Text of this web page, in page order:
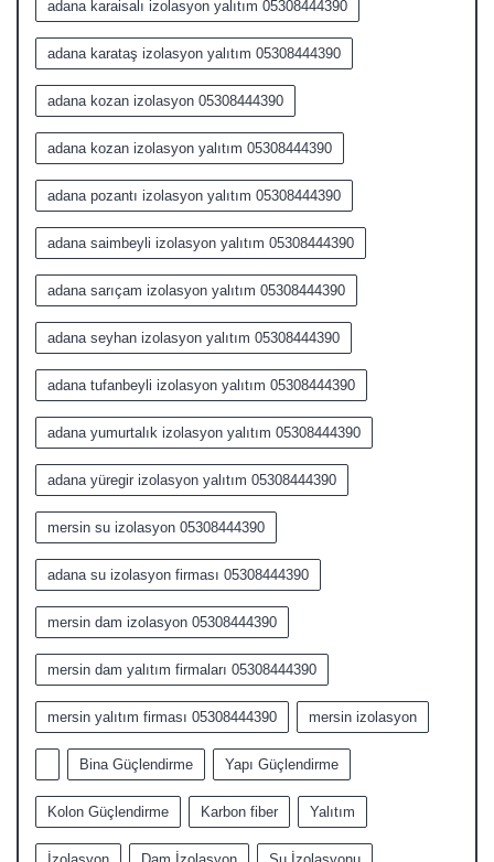
adana karaisalı izolasyon yalıtım 05308444390
adana karataş izolasyon yalıtım 05308444390
adana kozan izolasyon 05308444390
adana kozan izolasyon yalıtım 05308444390
adana pozantı izolasyon yalıtım 05308444390
adana saimbeyli izolasyon yalıtım 05308444390
adana sarıçam izolasyon yalıtım 05308444390
adana seyhan izolasyon yalıtım 05308444390
adana tufanbeyli izolasyon yalıtım 05308444390
adana yumurtalık izolasyon yalıtım 05308444390
adana yüregir izolasyon yalıtım 05308444390
mersin su izolasyon 05308444390
adana su izolasyon firması 05308444390
mersin dam izolasyon 05308444390
mersin dam yalıtım firmaları 05308444390
mersin yalıtım firması 05308444390 mersin izolasyon
Bina Güçlendirme Yapı Güçlendirme
Kolon Güçlendirme Karbon fiber Yalıtım